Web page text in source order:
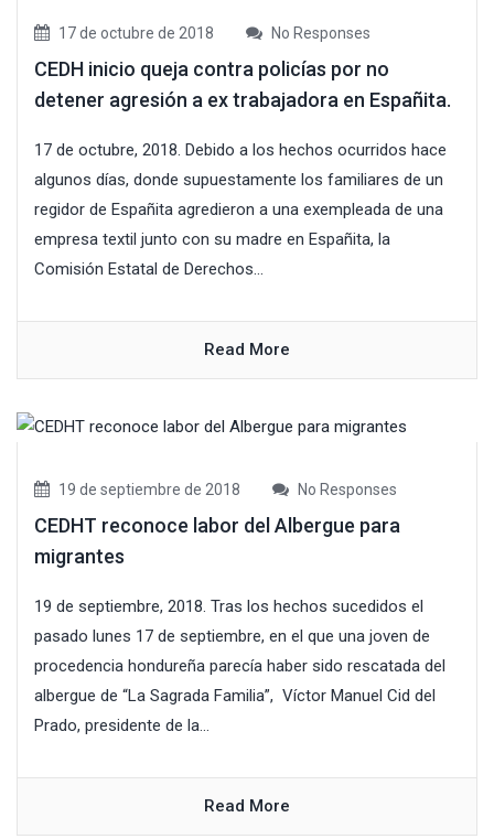
17 de octubre de 2018 No Responses
CEDH inicio queja contra policías por no
detener agresión a ex trabajadora en Españita.
17 de octubre, 2018. Debido a los hechos ocurridos hace
algunos días, donde supuestamente los familiares de un
regidor de Españita agredieron a una exempleada de una
empresa textil junto con su madre en Españita, la
Comisión Estatal de Derechos...
Read More
19 de septiembre de 2018 No Responses
CEDHT reconoce labor del Albergue para
migrantes
19 de septiembre, 2018. Tras los hechos sucedidos el
pasado lunes 17 de septiembre, en el que una joven de
procedencia hondureña parecía haber sido rescatada del
albergue de “La Sagrada Familia”, Víctor Manuel Cid del
Prado, presidente de la...
Read More